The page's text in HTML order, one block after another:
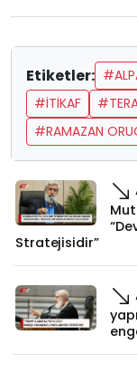
Etiketler:
#İTIKAF
#RAMAZAN
Stratejisidir”